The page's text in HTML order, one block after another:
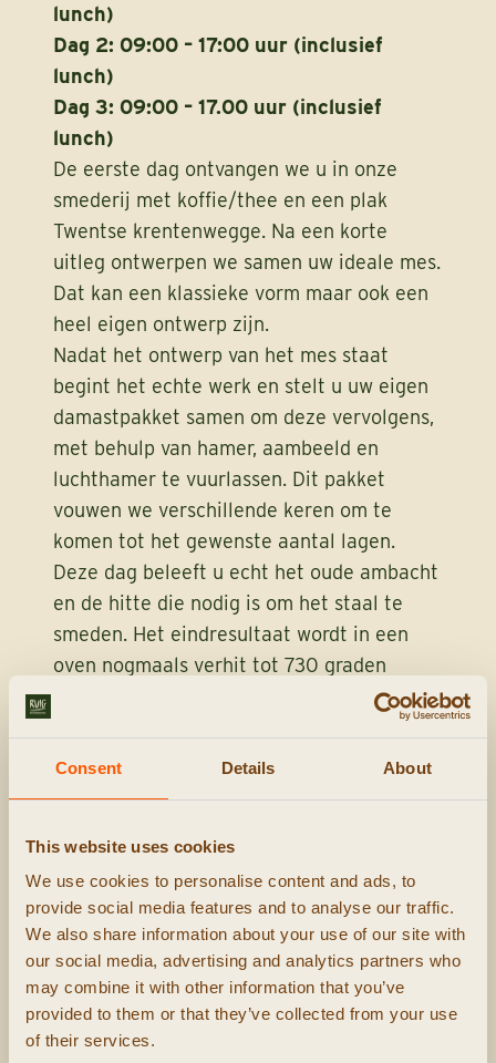
Consent Details About
This website uses cookies
We use cookies to personalise content and ads, to
provide social media features and to analyse our traffic.
We also share information about your use of our site with
our social media, advertising and analytics partners who
may combine it with other information that you’ve
provided to them or that they’ve collected from your use
of their services.
lunch)
Dag 2: 09:00 – 17:00 uur (inclusief
lunch)
Dag 3: 09:00 – 17.00 uur (inclusief
lunch)
De eerste dag ontvangen we u in onze
smederij met koffie/thee en een plak
Twentse krentenwegge. Na een korte
uitleg ontwerpen we samen uw ideale mes.
Dat kan een klassieke vorm maar ook een
heel eigen ontwerp zijn.
Nadat het ontwerp van het mes staat
begint het echte werk en stelt u uw eigen
damastpakket samen om deze vervolgens,
met behulp van hamer, aambeeld en
luchthamer te vuurlassen. Dit pakket
vouwen we verschillende keren om te
komen tot het gewenste aantal lagen.
Deze dag beleeft u echt het oude ambacht
en de hitte die nodig is om het staal te
smeden. Het eindresultaat wordt in een
oven nogmaals verhit tot 730 graden
waarna het gedurende de nacht langzaam
volgende dag kunnen bewerken.